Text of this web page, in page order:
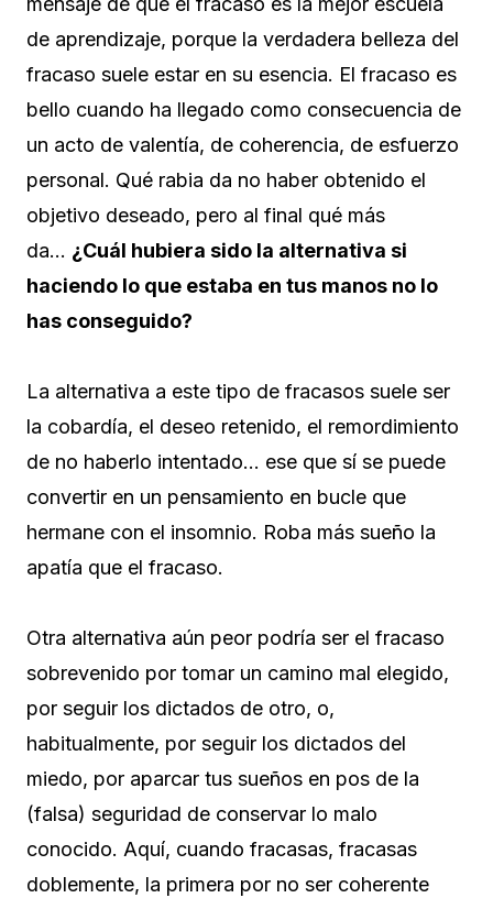
de aprendizaje, porque la verdadera belleza del
fracaso suele estar en su esencia. El fracaso es
bello cuando ha llegado como consecuencia de
un acto de valentía, de coherencia, de esfuerzo
personal. Qué rabia da no haber obtenido el
objetivo deseado, pero al final qué más
da… ¿Cuál hubiera sido la alternativa si
haciendo lo que estaba en tus manos no lo
has conseguido?
La alternativa a este tipo de fracasos suele ser
la cobardía, el deseo retenido, el remordimiento
de no haberlo intentado… ese que sí se puede
convertir en un pensamiento en bucle que
hermane con el insomnio. Roba más sueño la
apatía que el fracaso.
Otra alternativa aún peor podría ser el fracaso
sobrevenido por tomar un camino mal elegido,
por seguir los dictados de otro, o,
habitualmente, por seguir los dictados del
miedo, por aparcar tus sueños en pos de la
(falsa) seguridad de conservar lo malo
conocido. Aquí, cuando fracasas, fracasas
doblemente, la primera por no ser coherente